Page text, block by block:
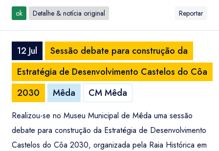
ok Detalhe & notícia original Reportar
12 Jul
Sessão debate para construção da
Estratégia de Desenvolvimento Castelos do Côa
2030
Mêda CM Mêda
Realizou-se no Museu Municipal de Mêda uma sessão
debate para construção da Estratégia de Desenvolvimento
Castelos do Côa 2030, organizada pela Raia Histórica em